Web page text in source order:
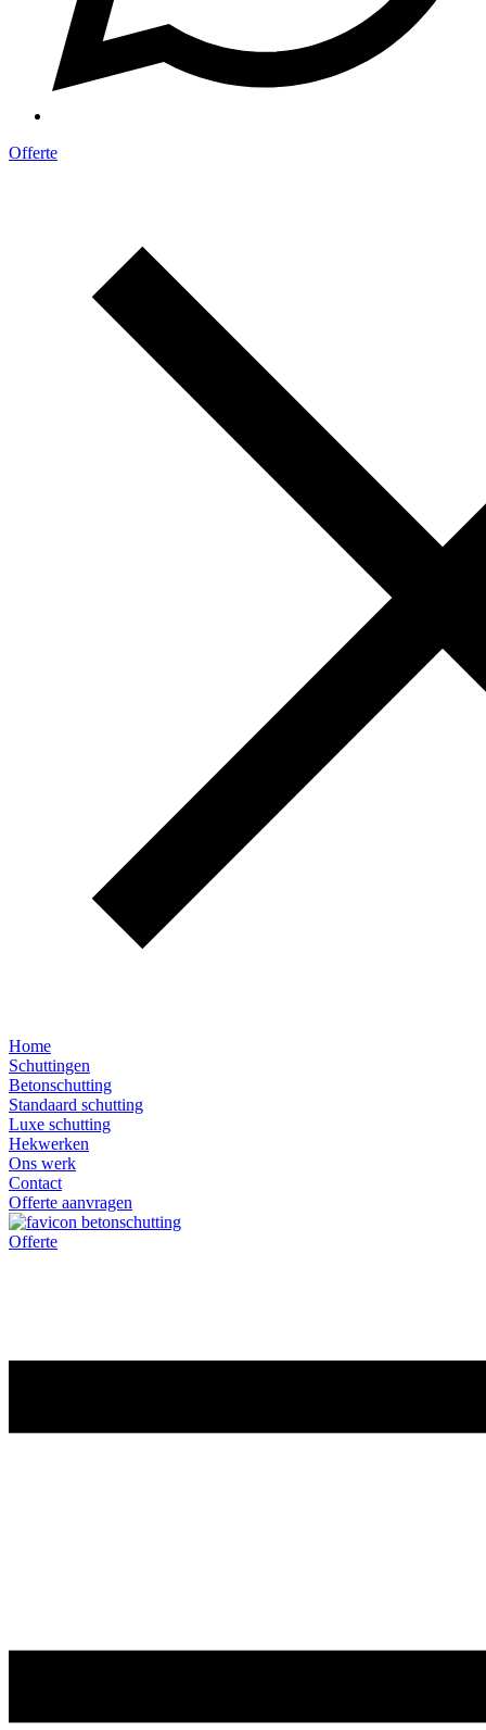
Offerte
Home
Schuttingen
Betonschutting
Standaard schutting
Luxe schutting
Hekwerken
Ons werk
Contact
Offerte aanvragen
Offerte